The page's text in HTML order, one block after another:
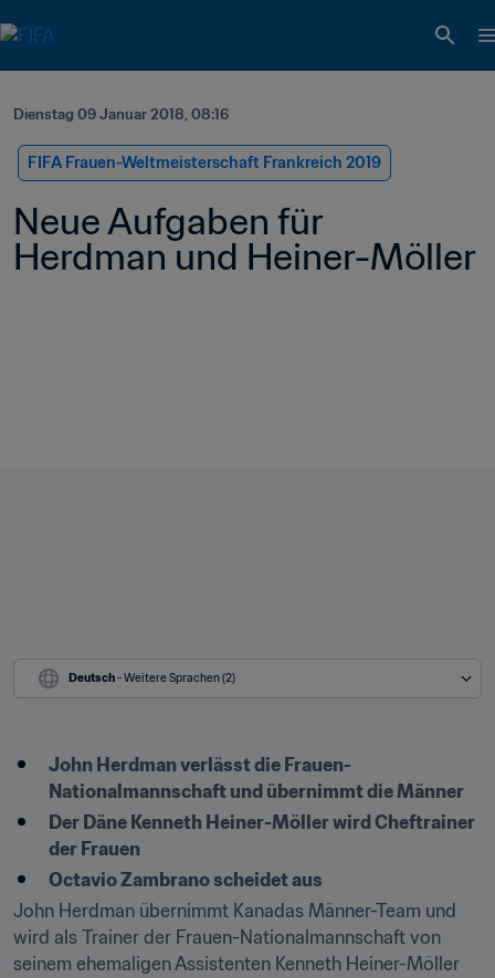
Dienstag 09 Januar 2018, 08:16
FIFA Frauen-Weltmeisterschaft Frankreich 2019
Neue Aufgaben für
Herdman und Heiner-Möller
Deutsch - Weitere Sprachen (2)
John Herdman verlässt die Frauen-
Nationalmannschaft und übernimmt die Männer
Der Däne Kenneth Heiner-Möller wird Cheftrainer
der Frauen
Octavio Zambrano scheidet aus
John Herdman übernimmt Kanadas Männer-Team und
wird als Trainer der Frauen-Nationalmannschaft von
seinem ehemaligen Assistenten Kenneth Heiner-Möller